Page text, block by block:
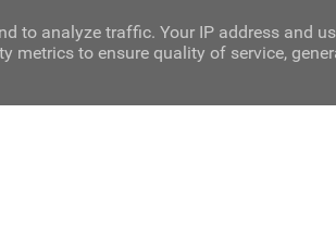
to analyze traffic. Your IP address and
metrics to ensure quality of service,